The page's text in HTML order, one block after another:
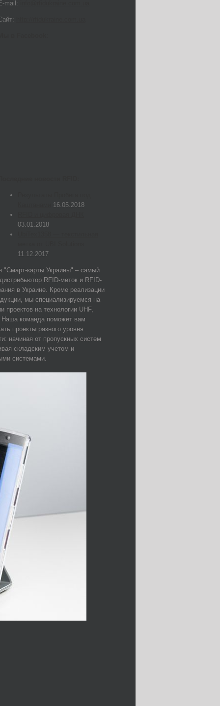
mail:
16.05.2018
03.01.2018
11.12.2017
"Смарт-карты Украины" – самый
RFID-меток и RFID-
в Украине. Кроме реализации
мы специализируемся на
проектов на технологии UHF,
Наша команда поможет вам
проекты разного уровня
начиная от пропускных систем
складским учетом и
системами.